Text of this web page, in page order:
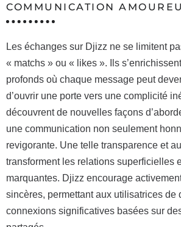
COMMUNICATION
Les échanges sur Djizz ne se limitent
« matchs » ou « likes ». Ils
profonds où chaque message peut
d’ouvrir une porte vers une complicité
découvrent de nouvelles façons
une communication non seulement
revigorante. Une telle transparence et
transforment les relations superficielles
marquantes. Djizz encourage
sincères, permettant aux utilisatrices de
connexions significatives basées sur